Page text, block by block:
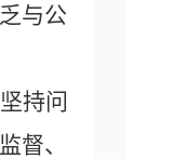
与公
持问
督、